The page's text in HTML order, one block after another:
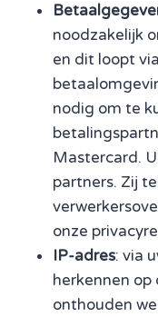
noodzakelijk
en dit loopt
nodig om te
Mastercard.
partners. Zij
onze
IP-adres: via
herkennen op
onthouden